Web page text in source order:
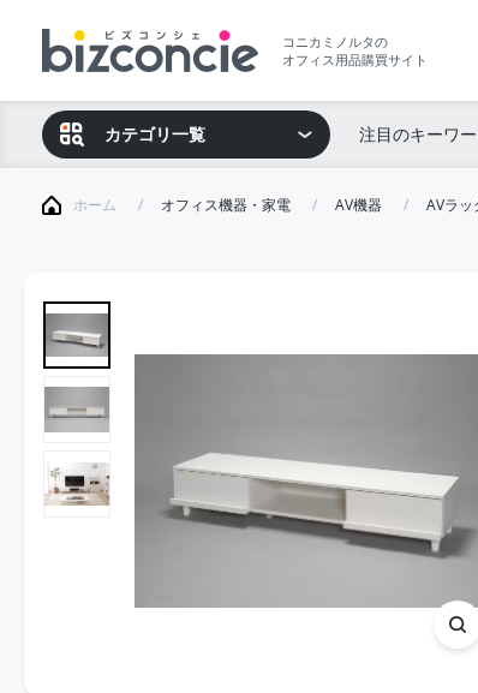
コニカミノルタの
オフィス用品購買サイト
カテゴリ一覧 注目のキーワ
ホーム オフィス機器・家電 AV機器 AVラッ